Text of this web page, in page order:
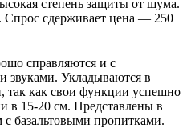
степень защиты от шума.
Спрос сдерживает цена — 250
справляются и с
Укладываются в
так как свои функции успешно
в 15-20 см. Представлены в
базальтовыми пропитками.